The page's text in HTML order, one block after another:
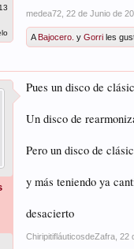
medea72 22 de Junio de
ABajocero. yGorri les
Pues un disco de
Un disco de
Pero un disco de
y más teniendo ya
desacierto
ChiripitifláuticosdeZafra 22